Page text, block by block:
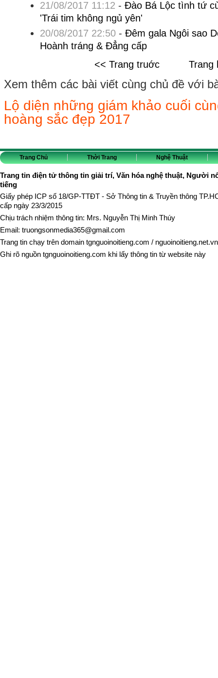
21/08/2017 11:12 - Đào Bá Lộc tình tứ
'Trái tim không ngủ yên'
20/08/2017 22:50- Đêm gala Ngôi sao
Hoành tráng & Đẳng cấp
<< Trang truớc
Trang
Xem thêm các bài viết cùng chủ đề với
Lộ diện những giám khảo cuối
hoàng sắc đẹp 2017
Trang Chủ Thời Trang Nghệ Thuật
Trang tin điện tử thông tin giải trí, Văn hóa nghệ thuật, Người
tiếng
Giấy phép ICP số 18/GP-TTĐT - Sở Thông tin & Truyền thông
cấp ngày 23/3/2015
Chịu trách nhiệm thông tin: Mrs. Nguyễn Thị Minh Thúy
Email: truongsonmedia365@gmail.com
Trang tin chạy trên domain tgnguoinoitieng.com / nguoinoitieng.net.vn
Ghi rõ nguồn tgnguoinoitieng.com khi lấy thông tin từ website này